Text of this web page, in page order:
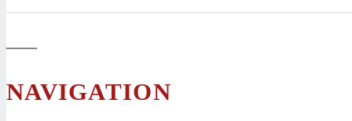
—
NAVIGATION